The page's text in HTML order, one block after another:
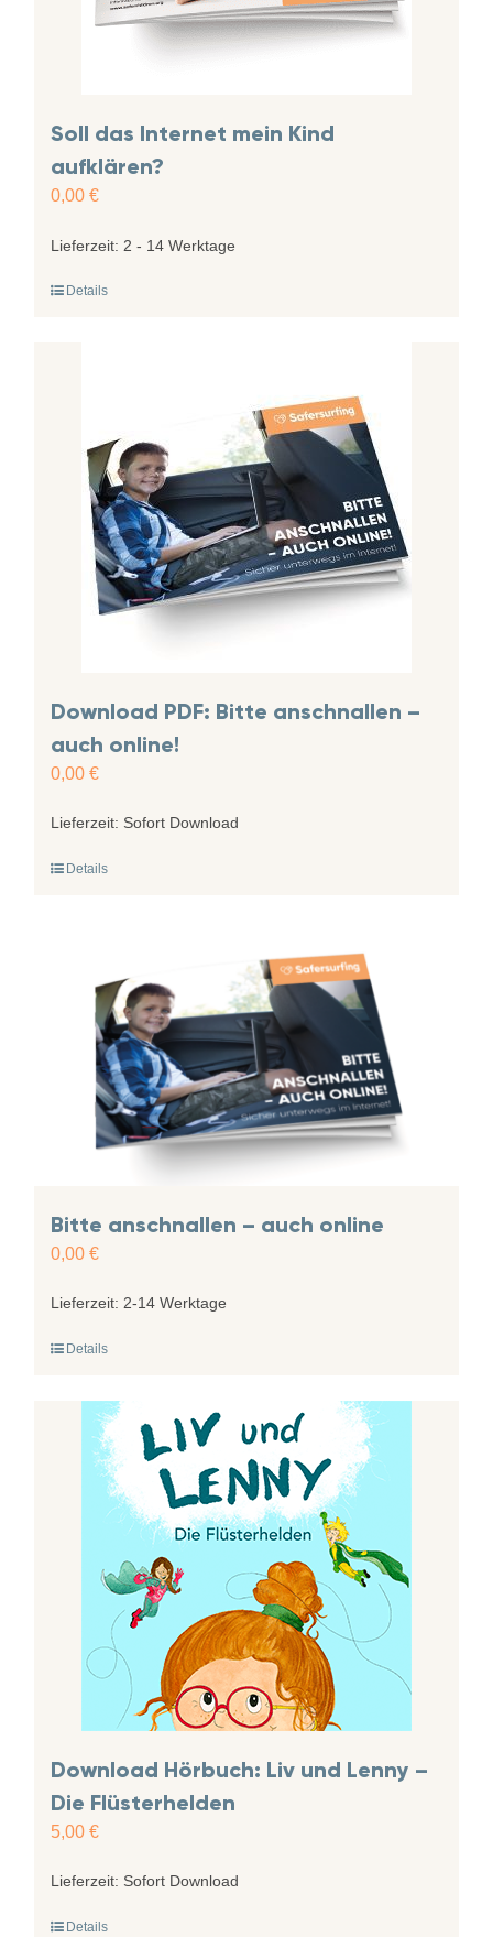
Soll das Internet mein Kind
aufklären?
0,00 €
Lieferzeit: 2 - 14 Werktage
Details
Download PDF: Bitte anschnallen –
auch online!
0,00 €
Lieferzeit: Sofort Download
Details
Bitte anschnallen – auch online
0,00 €
Lieferzeit: 2-14 Werktage
Details
Download Hörbuch: Liv und Lenny –
Die Flüsterhelden
5,00 €
Lieferzeit: Sofort Download
Details